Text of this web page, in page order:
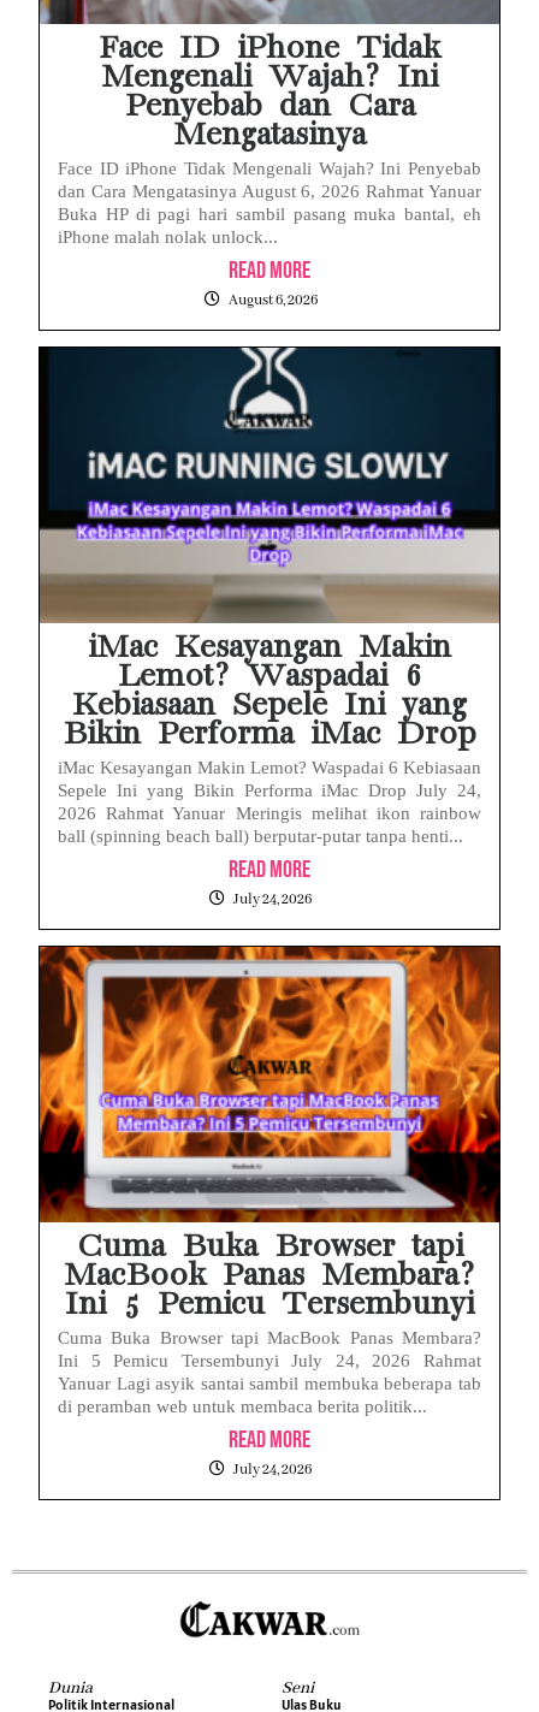
Face ID iPhone Tidak
Mengenali Wajah? Ini
Penyebab dan Cara
Mengatasinya
Face ID iPhone Tidak Mengenali Wajah? Ini Penyebab
dan Cara Mengatasinya August 6, 2026 Rahmat Yanuar
Buka HP di pagi hari sambil pasang muka bantal, eh
iPhone malah nolak unlock...
Read More
August 6, 2026
iMac Kesayangan Makin
Lemot? Waspadai 6
Kebiasaan Sepele Ini yang
Bikin Performa iMac Drop
iMac Kesayangan Makin Lemot? Waspadai 6 Kebiasaan
Sepele Ini yang Bikin Performa iMac Drop July 24,
2026 Rahmat Yanuar Meringis melihat ikon rainbow
ball (spinning beach ball) berputar-putar tanpa henti...
Read More
July 24, 2026
Cuma Buka Browser tapi
MacBook Panas Membara?
Ini 5 Pemicu Tersembunyi
Cuma Buka Browser tapi MacBook Panas Membara?
Ini 5 Pemicu Tersembunyi July 24, 2026 Rahmat
Yanuar Lagi asyik santai sambil membuka beberapa tab
di peramban web untuk membaca berita politik...
Read More
July 24, 2026
Dunia
Politik Internasional
Seni
Ulas Buku